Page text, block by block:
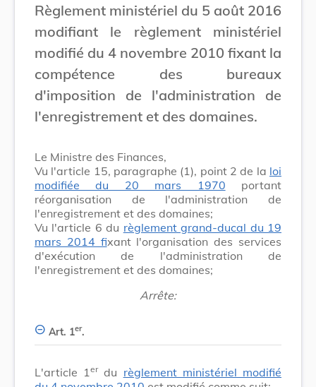
Règlement ministériel du 5 août 2016
modifiant le règlement ministériel
modifié du 4 novembre 2010 fixant la
compétence des bureaux
d'imposition de l'administration de
l'enregistrement et des domaines.
Le Ministre des Finances,
Vu l'article 15, paragraphe (1), point 2 de la loi
modifiée du 20 mars 1970 portant
réorganisation de l'administration de
l'enregistrement et des domaines;
Vu l'article 6 du règlement grand-ducal du 19
mars 2014 fixant l'organisation des services
d'exécution de l'administration de
l'enregistrement et des domaines;
Arrête:
Art. 1er.
L'article 1erdu règlement ministériel modifié